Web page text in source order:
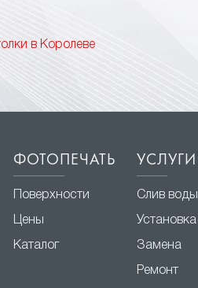
в Королеве
ФОТОПЕЧАТЬ
Поверхности
Цены
Каталог
УСЛУГИ
Слив воды
Установка
Замена
Ремонт